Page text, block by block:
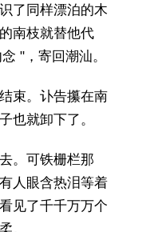
了同样漂泊的木
南枝就替他代
"，寄回潮汕。
束。讣告攥在南
也就卸下了。
。可铁栅栏那
人眼含热泪等着
见了千千万万个